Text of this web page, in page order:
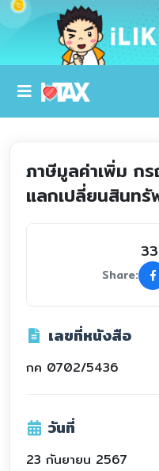
ภาษีมูลค่าเพิ่ม ก
แลกเปลี่ยนสินท
Share:
เลขที่หนังสือ
กค 0702/5436
วันที่
23 กันยายน 2567